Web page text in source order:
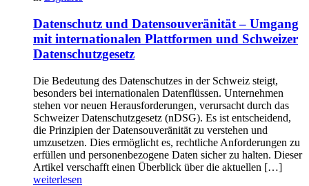
Datenschutz und Datensouveränität – Umgang
mit internationalen Plattformen und Schweizer
Datenschutzgesetz
Die Bedeutung des Datenschutzes in der Schweiz steigt,
besonders bei internationalen Datenflüssen. Unternehmen
stehen vor neuen Herausforderungen, verursacht durch das
Schweizer Datenschutzgesetz (nDSG). Es ist entscheidend,
die Prinzipien der Datensouveränität zu verstehen und
umzusetzen. Dies ermöglicht es, rechtliche Anforderungen zu
erfüllen und personenbezogene Daten sicher zu halten. Dieser
Artikel verschafft einen Überblick über die aktuellen […]
weiterlesen